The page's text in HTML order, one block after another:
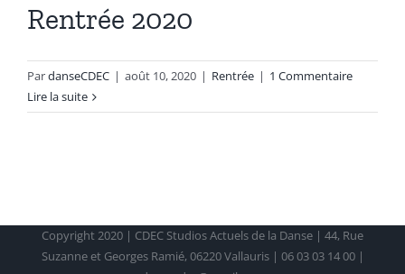
Rentrée 2020
PardanseCDEC | août 10, 2020 | Rentrée | 1 Commentaire
Lire la suite
Copyright 2020 | CDEC Studios Actuels de la Danse | 44, Rue
Suzanne et Georges Ramié, 06220 Vallauris | 06 03 03 14 00 |